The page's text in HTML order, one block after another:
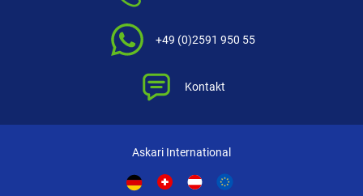
+49 (0)2591 950 55
Kontakt
Askari International